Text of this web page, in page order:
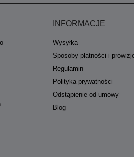
INFORMACJE
Wysyłka
Sposoby płatności i
Regulamin
Polityka prywatności
Odstąpienie od umowy
Blog